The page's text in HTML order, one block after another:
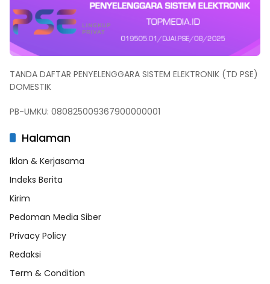
TANDA DAFTAR PENYELENGGARA SISTEM ELEKTRONIK (TD PSE)
DOMESTIK
PB-UMKU: 080825009367900000001
Halaman
Iklan & Kerjasama
Indeks Berita
Kirim
Pedoman Media Siber
Privacy Policy
Redaksi
Term & Condition